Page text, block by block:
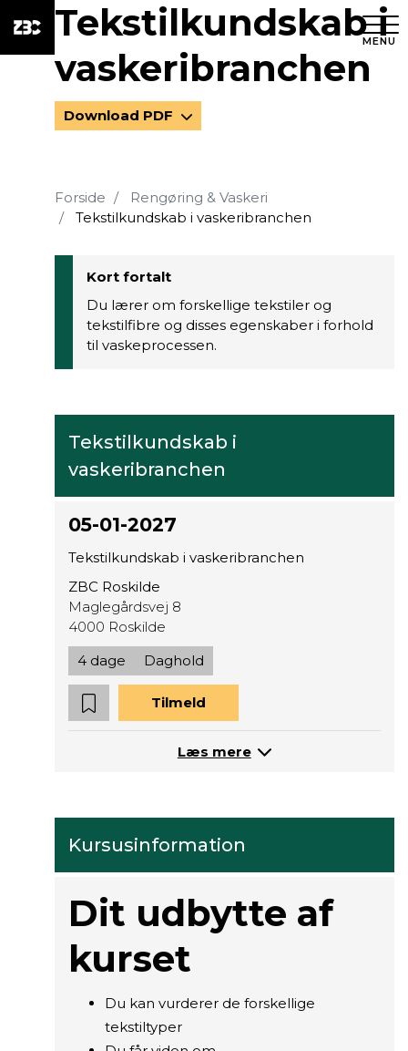
MENU
Tekstilkundskab i
vaskeribranchen
Download PDF
Forside
Rengøring & Vaskeri
Tekstilkundskab i vaskeribranchen
Kort fortalt
Du lærer om forskellige tekstiler og
tekstilfibre og disses egenskaber i forhold
til vaskeprocessen.
Tekstilkundskab i
vaskeribranchen
05-01-2027
Tekstilkundskab i vaskeribranchen
ZBC Roskilde
Maglegårdsvej 8
4000 Roskilde
4 dage
Daghold
Tilmeld
Læs mere
Kursusinformation
Dit udbytte af
kurset
Du kan vurderer de forskellige
tekstiltyper